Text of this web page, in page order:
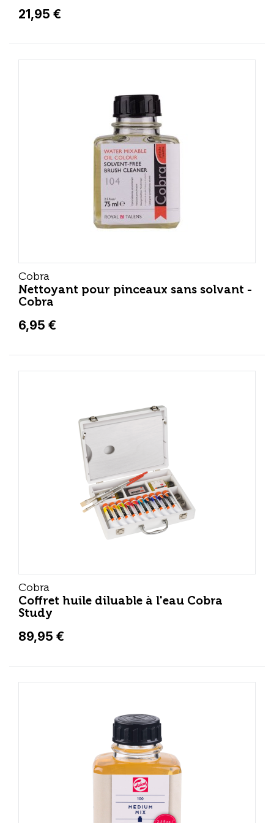
21,95 €
Cobra
Nettoyant pour pinceaux sans solvant -
Cobra
6,95 €
Cobra
Coffret huile diluable à l'eau Cobra
Study
89,95 €